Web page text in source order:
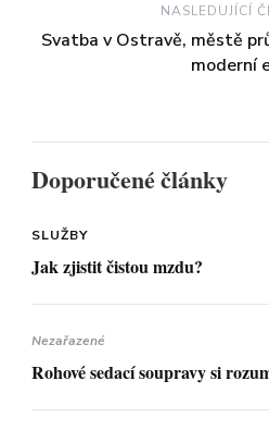
NASLEDUJÍCÍ
Svatba v Ostravě, městě
moderní
Doporučené články
SLUŽBY
Jak zjistit čistou mzdu?
Nezařazené
Rohové sedací soupravy si